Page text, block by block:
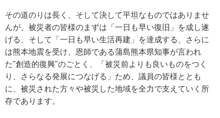
その道のりは長く、そして決して平坦なものではありませ
んが、被災者の皆様のまずは「一日も早い復旧」を成し遂
げる、そして「一日も早い生活再建」を達成する、さらに
は熊本地震を受け、恩師である蒲島熊本県知事が言われ
た"創造的復興"のごとく、「被災前よりも良いものをつく
り、さらなる発展につなげる」ため、議員の皆様ととも
に、被災された方々や被災した地域を全力で支えていく所
存であります。